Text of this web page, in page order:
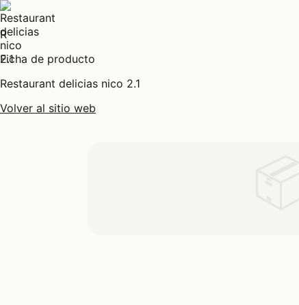
R
Ficha de producto
Restaurant delicias nico 2.1
Volver al sitio web